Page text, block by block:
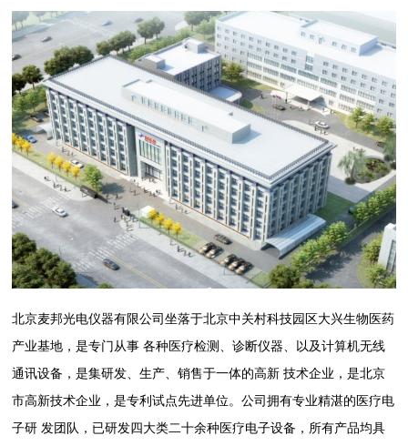
北京麦邦光电仪器有限公司坐落于北京中关村科技园区大兴生物医药
产业基地，是专门从事 各种医疗检测、诊断仪器、以及计算机无线
通讯设备，是集研发、生产、销售于一体的高新 技术企业，是北京
市高新技术企业，是专利试点先进单位。公司拥有专业精湛的医疗电
子研 发团队，已研发四大类二十余种医疗电子设备，所有产品均具